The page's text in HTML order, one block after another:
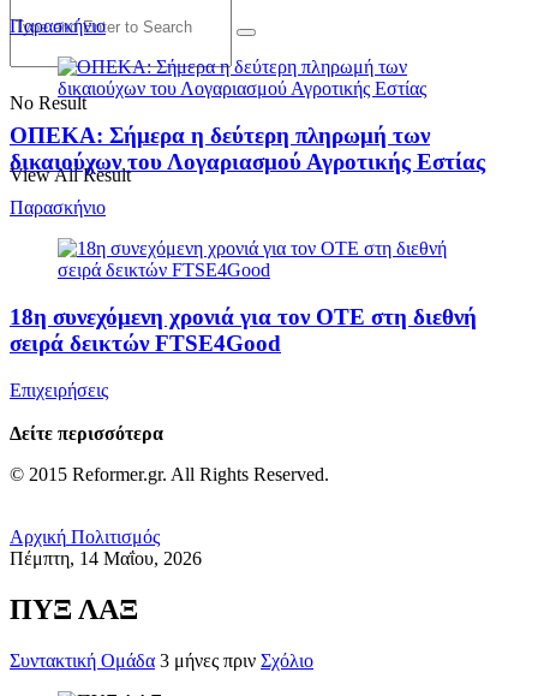
No Result
View All Result
Παρασκήνιο
ΟΠΕΚΑ: Σήμερα η δεύτερη πληρωμή των
δικαιούχων του Λογαριασμού Αγροτικής Εστίας
Παρασκήνιο
18η συνεχόμενη χρονιά για τον ΟΤΕ στη διεθνή
σειρά δεικτών FTSE4Good
Επιχειρήσεις
Δείτε περισσότερα
© 2015 Reformer.gr. All Rights Reserved.
Αρχική Πολιτισμός
Πέμπτη, 14 Μαΐου, 2026
ΠΥΞ ΛΑΞ
Συντακτική Ομάδα 3 μήνες πριν Σχόλιο